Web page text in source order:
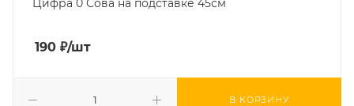
Цифра 0 Сова на подставке 45см
190 ₽/шт
В КОРЗИНУ